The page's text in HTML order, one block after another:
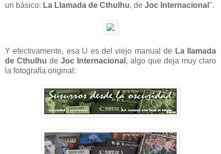
un básico: La Llamada de Cthulhu, de Joc Internacional ".
Y efectivamente, esa U es del viejo manual de La llamada
de Cthulhu de Joc Internacional , algo que deja muy claro
la fotografía original: